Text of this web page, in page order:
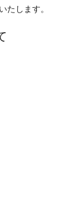
たします。